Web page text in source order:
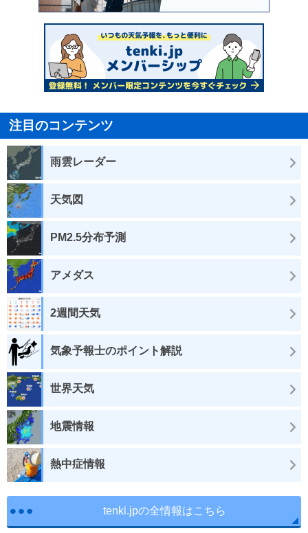
注目のコンテンツ
雨雲レーダー
天気図
PM2.5分布予測
アメダス
2週間天気
気象予報士のポイント解説
世界天気
地震情報
熱中症情報
tenki.jpの全情報はこちら